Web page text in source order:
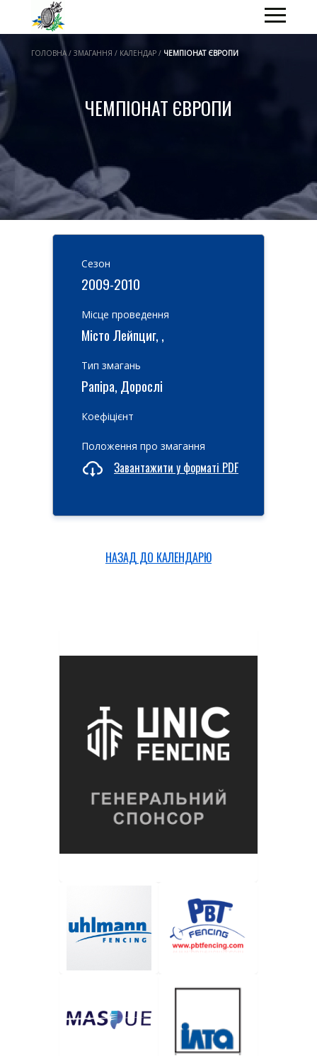
ГОЛОВНА / ЗМАГАННЯ / КАЛЕНДАР / ЧЕМПІОНАТ ЄВРОПИ
ЧЕМПІОНАТ ЄВРОПИ
Cезон
2009-2010
Місце проведення
Місто Лейпциг, ,
Тип змагань
Рапіра, Дорослі
Коефіцієнт
Положення про змагання
Завантажити у форматі PDF
НАЗАД ДО КАЛЕНДАРЮ